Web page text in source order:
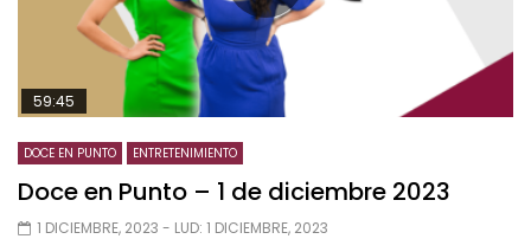
59:45
DOCE EN PUNTO ENTRETENIMIENTO
Doce en Punto – 1 de diciembre 2023
1 DICIEMBRE, 2023 - LUD: 1 DICIEMBRE, 2023